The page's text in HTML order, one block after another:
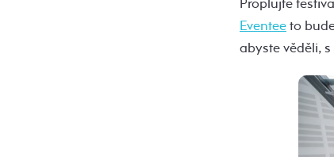
Eventeeto
abyste věděli,